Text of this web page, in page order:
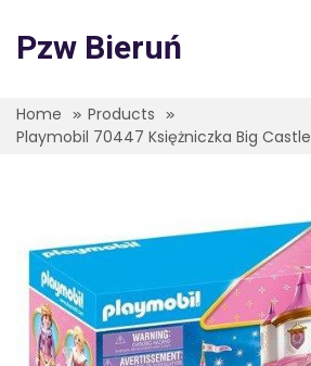
content
Pzw Bieruń
Home
Products
Playmobil 70447 Księżniczka Big Castle